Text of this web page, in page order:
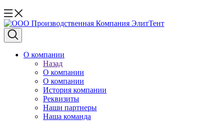
О компании
Назад
О компании
О компании
История компании
Реквизиты
Наши партнеры
Наша команда